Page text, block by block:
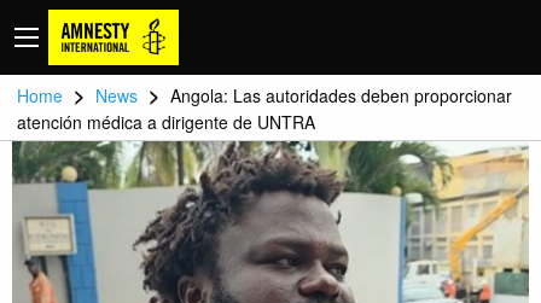
Home > News > Angola: Las autoridades deben proporcionar
atención médica a dirigente de UNTRA